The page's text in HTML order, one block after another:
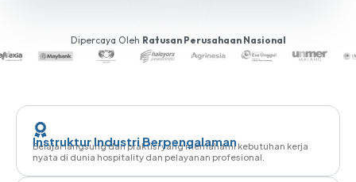
Dipercaya Oleh Ratusan Perusahaan Nasional
Instruktur Industri Berpengalaman
Belajar langsung dari praktisi yang memahami kebutuhan kerja
nyata di dunia hospitality dan pelayanan profesional.